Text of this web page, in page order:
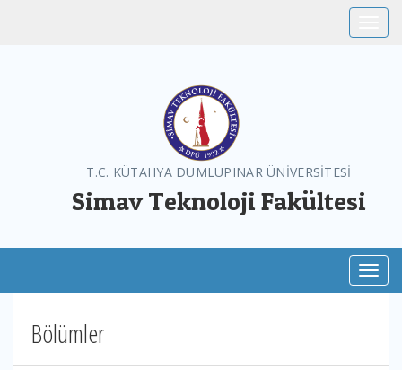
T.C. KÜTAHYA DUMLUPINAR ÜNİVERSİTESİ
Simav Teknoloji Fakültesi
Bölümler